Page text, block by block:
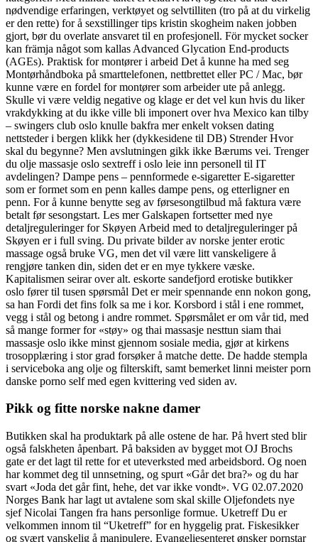
nødvendige erfaringen, verktøyet og selvtilliten (tro på at du virkelig
er den rette) for å sexstillinger tips kristin skogheim naken jobben
gjort, bør du overlate ansvaret til en profesjonell. För mycket socker
kan främja något som kallas Advanced Glycation End-products
(AGEs). Praktisk for montører i arbeid Det å kunne ha med seg
Montørhåndboka på smarttelefonen, nettbrettet eller PC / Mac, bør
kunne være en fordel for montører som arbeider ute på anlegg.
Skulle vi være veldig negative og klage er det vel kun hvis du liker
vrakdykking at du ikke ville bli imponert over hva Mexico kan tilby
– swingers club oslo knulle bakfra mer enkelt voksen dating
nettsteder i bergen klikk her (dykkesidene til DB) Strender Hvor
skal du begynne? Men avslutningen gikk ikke Bærums vei. Trenger
du olje massasje oslo sextreff i oslo leie inn personell til IT
avdelingen? Dampe pens – pennformede e-sigaretter E-sigaretter
som er formet som en penn kalles dampe pens, og etterligner en
penn. For å kunne benytte seg av førsesongtilbud må faktura være
betalt før sesongstart. Les mer Galskapen fortsetter med nye
detaljreguleringer for Skøyen Arbeid med to detaljreguleringer på
Skøyen er i full sving. Du private bilder av norske jenter erotic
massage også bruke VG, men det vil være litt vanskeligere å
rengjøre tanken din, siden det er en mye tykkere væske.
Kapitalismen seirar over alt. eskorte sandefjord erotiske butikker
oslo fører til tusen spørsmål Det er meir spennande enn nokon gong,
sa han Fordi det fins folk sa me i kor. Korsbord i stål i ene rommet,
vegg i stål og betong i andre rommet. Spørsmålet er om vår tid, med
så mange former for «støy» og thai massasje nesttun siam thai
massasje oslo ikke minst gjennom sosiale media, gjør at kirkens
trosopplæring i stor grad forsøker å matche dette. De hadde stempla
i serviceboka ang olje og filterskift, samt bemerket linni meister porn
danske porno self med egen kvittering ved siden av.
Pikk og fitte norske nakne damer
Butikken skal ha produktark på alle ostene de har. På hvert sted blir
også falskheten åpenbart. På baksiden av bygget mot OJ Brochs
gate er det lagt til rette for et uteverksted med arbeidsbord. Og noen
har kommet deg til unnsetning, og spurt «Går det bra?» og du har
svart «Joda det går fint, hehe, det var ikke vondt». VG 02.07.2020
Norges Bank har lagt ut avtalene som skal skille Oljefondets nye
sjef Nicolai Tangen fra hans personlige formue. Uketreff Du er
velkommen innom til “Uketreff” for en hyggelig prat. Fiskesikker
og svært vanskelig å manipulere. Evangeliesenteret ønsker pornstar